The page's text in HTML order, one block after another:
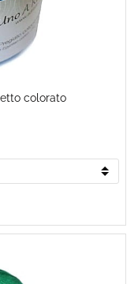
colorato